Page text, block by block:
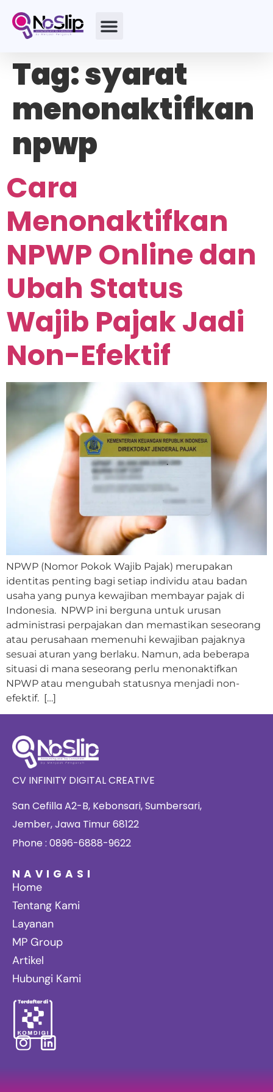
Tag:syarat
menonaktifkan
npwp
Cara
Menonaktifkan
NPWP Online dan
Ubah Status
Wajib Pajak Jadi
Non-Efektif
NPWP (Nomor Pokok Wajib Pajak) merupakan
identitas penting bagi setiap individu atau badan
usaha yang punya kewajiban membayar pajak di
Indonesia. NPWP ini berguna untuk urusan
administrasi perpajakan dan memastikan seseorang
atau perusahaan memenuhi kewajiban pajaknya
sesuai aturan yang berlaku. Namun, ada beberapa
situasi di mana seseorang perlu menonaktifkan
NPWP atau mengubah statusnya menjadi non-
efektif. […]
CV INFINITY DIGITAL CREATIVE
San Cefilla A2-B, Kebonsari, Sumbersari,
Jember, Jawa Timur 68122
Phone : 0896-6888-9622
NAVIGASI
Home
Tentang Kami
Layanan
MP Group
Artikel
Hubungi Kami